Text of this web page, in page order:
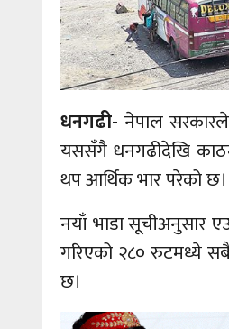
धनगढी- नेपाल
यससँगै धनगढीदेखि
थप आर्थिक भार परेको छ।
नयाँ भाडा सूचीअनुसार
गरिएको २८० रुटमध्ये
छ।